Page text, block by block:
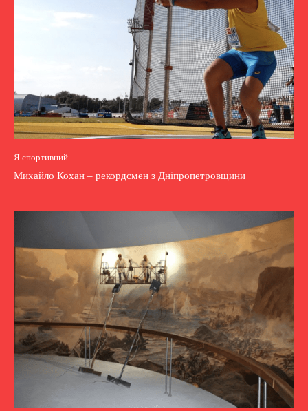
Я спортивний
Михайло Кохан – рекордсмен з Дніпропетровщини